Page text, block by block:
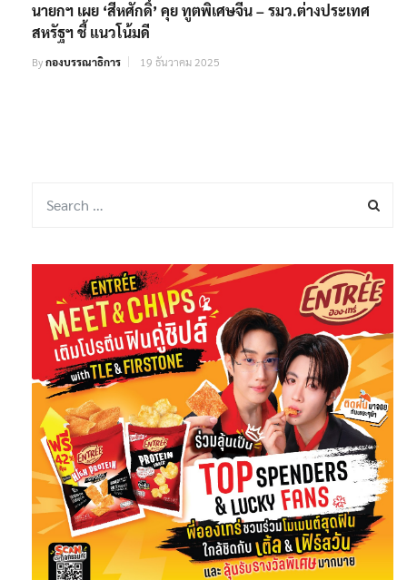
นายกฯ เผย ‘สีหศักดิ์’ คุย ทูตพิเศษจีน – รมว.ต่างประเทศ
สหรัฐฯ ชี้ แนวโน้มดี
Byกองบรรณาธิการ 19 ธันวาคม 2025